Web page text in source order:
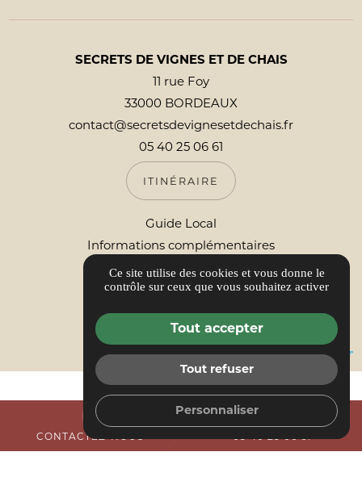
mail
CONTACTEZ-NOUS 05 40 25 06 61
SECRETS DE VIGNES ET DE CHAIS
11 rue Foy
33000 BORDEAUX
contact@secretsdevignesetdechais.fr
05 40 25 06 61
ITINÉRAIRE
Guide Local
Informations complémentaires
Conditions Générales de Vente
Mentions légales
Politique de confidentialité
Gestion des cookies
Ce site utilise des cookies et vous donne le
contrôle sur ceux que vous souhaitez activer
Tout accepter
Tout refuser
Personnaliser